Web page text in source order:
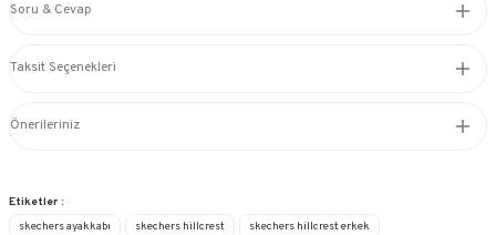
Soru & Cevap
Taksit Seçenekleri
Önerileriniz
Etiketler :
skechers ayakkabı
skechers hillcrest skechers hillcrest erkek